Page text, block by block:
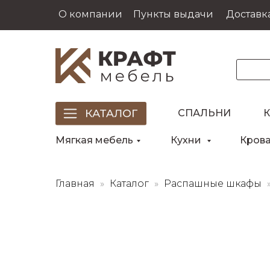
О компании Пункты выдачи
СПАЛЬНИ
Кухни
Мягкая мебель
Главная Каталог Распашные шкафы